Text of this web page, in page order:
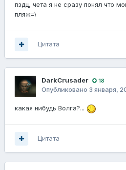
пздц, чета я не сразу понял что
пляж=\
Цитата
DarkCrusader 18
Опубликовано 3 января,
какая нибудь Волга?...
Цитата